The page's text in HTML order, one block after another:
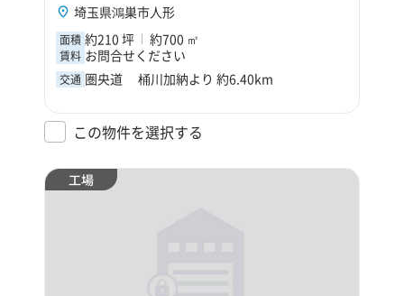
埼玉県鴻巣市人形
面積 約210 坪 約700 ㎡
賃料 お問合せください
交通 圏央道 桶川加納より 約6.40km
この物件を選択する
工場